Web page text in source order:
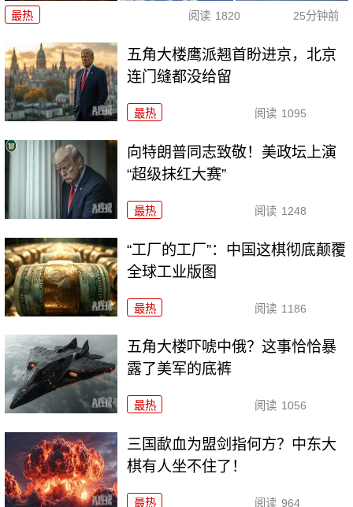
最热 阅读 1820 25分钟前
五角大楼鹰派翘首盼进京，北京
连门缝都没给留
最热 阅读 1095
向特朗普同志致敬！美政坛上演
“超级抹红大赛”
最热 阅读 1248
“工厂的工厂”：中国这棋彻底颠覆
全球工业版图
最热 阅读 1186
五角大楼吓唬中俄？这事恰恰暴
露了美军的底裤
最热 阅读 1056
三国歃血为盟剑指何方？中东大
棋有人坐不住了！
最热 阅读 964